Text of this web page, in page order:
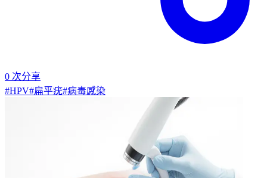
0 次分享
#HPV#扁平疣#病毒感染